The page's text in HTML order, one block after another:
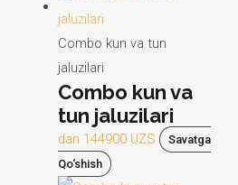
Combo kun va tun
jaluzilari
Combo kun va
tun jaluzilari
dan 144900 UZS
Savatga
Qo‘shish